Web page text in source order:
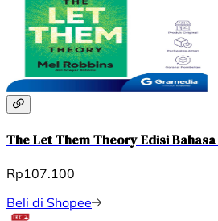
The Let Them Theory Edisi
Rp107.100
Beli di Shopee